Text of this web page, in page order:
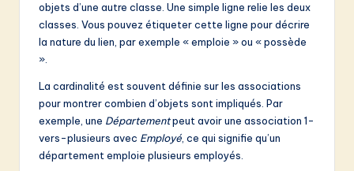
objets d’une autre classe. Une simple ligne relie les deux
classes. Vous pouvez étiqueter cette ligne pour décrire
la nature du lien, par exemple « emploie » ou « possède
».
La cardinalité est souvent définie sur les associations
pour montrer combien d’objets sont impliqués. Par
exemple, une Départementpeut avoir une association 1-
vers-plusieurs avec Employé, ce qui signifie qu’un
département emploie plusieurs employés.